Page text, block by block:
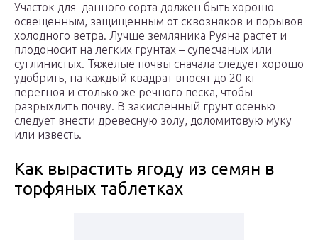
Участок для данного сорта должен быть хорошо
освещенным, защищенным от сквозняков и порывов
холодного ветра. Лучше земляника Руяна растет и
плодоносит на легких грунтах – супесчаных или
суглинистых. Тяжелые почвы сначала следует хорошо
удобрить, на каждый квадрат вносят до 20 кг
перегноя и столько же речного песка, чтобы
разрыхлить почву. В закисленный грунт осенью
следует внести древесную золу, доломитовую муку
или известь.
Как вырастить ягоду из семян в
торфяных таблетках